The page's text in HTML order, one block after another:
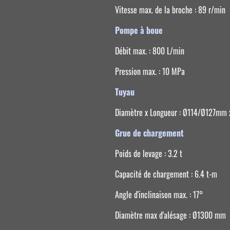
Vitesse max. de la broche : 89 r/min
Pompe à boue
Débit max. : 800 L/min
Pression max. : 10 MPa
Tuyau
Diamètre x Longueur : Ø114/
Grue de chargement
Poids de levage : 3.2 t
Capacité de chargement : 6.4 t-m
Angle d'inclinaison max. : 17°
Diamètre max d'alésage : Ø1300 mm